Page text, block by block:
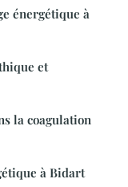
énergétique à
et
la coagulation
à Bidart